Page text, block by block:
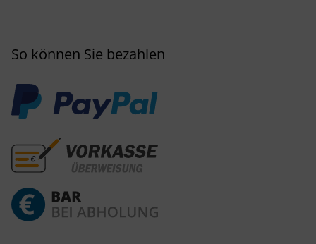
So können Sie bezahlen